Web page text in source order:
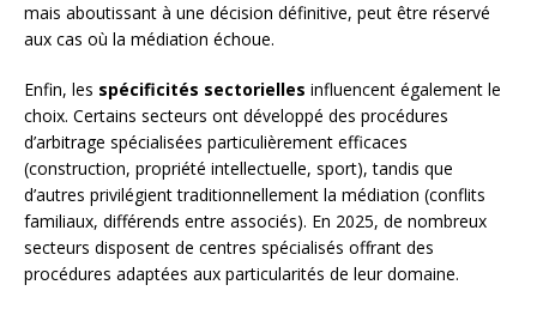
mais aboutissant à une décision définitive, peut être réservé
aux cas où la médiation échoue.
Enfin, les spécificités sectorielles influencent également le
choix. Certains secteurs ont développé des procédures
d’arbitrage spécialisées particulièrement efficaces
(construction, propriété intellectuelle, sport), tandis que
d’autres privilégient traditionnellement la médiation (conflits
familiaux, différends entre associés). En 2025, de nombreux
secteurs disposent de centres spécialisés offrant des
procédures adaptées aux particularités de leur domaine.